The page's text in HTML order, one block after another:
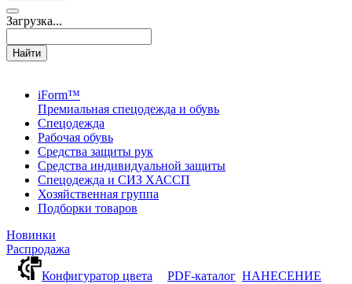
Загрузка...
Найти
iForm™
Премиальная спецодежда и обувь
Спецодежда
Рабочая обувь
Средства защиты рук
Средства индивидуальной защиты
Спецодежда и СИЗ ХАССП
Хозяйственная группа
Подборки товаров
Новинки
Распродажа
Конфигуратор цвета
PDF-каталог НАНЕСЕНИЕ